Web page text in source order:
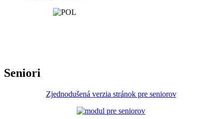
Seniori
Zjednodušená verzia stránok pre seniorov